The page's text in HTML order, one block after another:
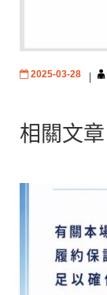
2025-03-28
相關文章